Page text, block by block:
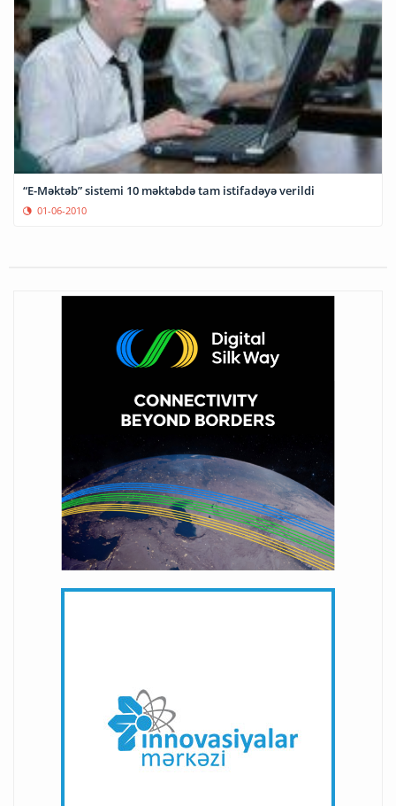
“E-Məktəb” sistemi 10 məktəbdə tam istifadəyə verildi
01-06-2010